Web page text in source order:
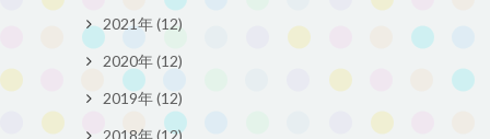
2021年 (12)
2020年 (12)
2019年 (12)
2018年 (12)